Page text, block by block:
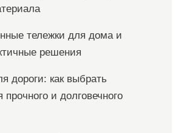
тележки для дома и
решения
дороги: как выбрать
и долговечного